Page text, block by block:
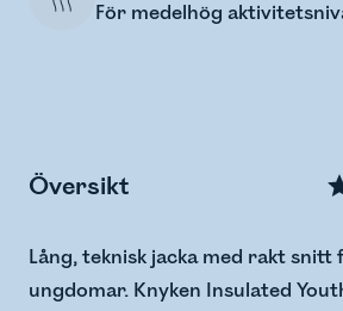
För medelhög
Översikt
Lång, teknisk jacka med rakt snitt
ungdomar. Knyken Insulated